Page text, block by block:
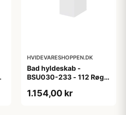
HVIDEVARESHOPPEN.DK
Bad hyldeskab -
BSU030-233 - 112 Røget
1.154,00 kr